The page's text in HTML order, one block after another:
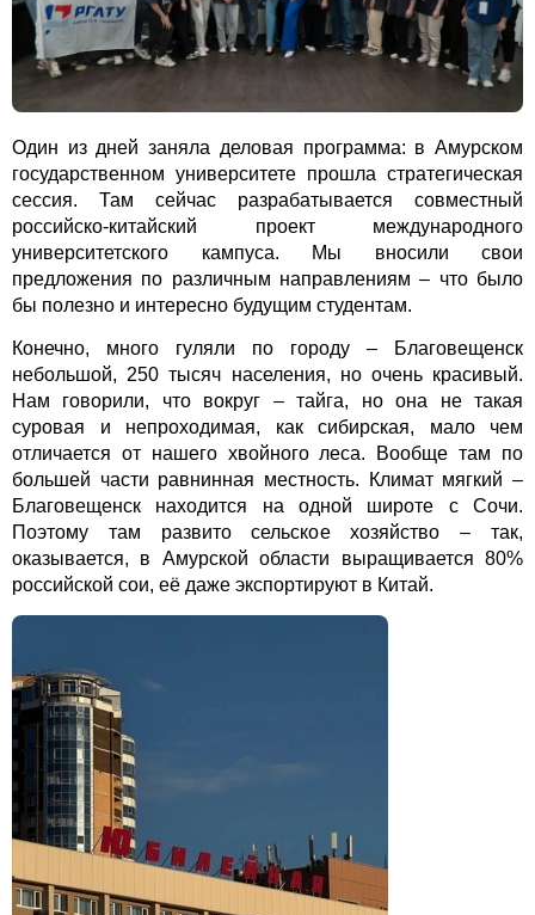
Один из дней заняла деловая программа: в Амурском
государственном университете прошла стратегическая
сессия. Там сейчас разрабатывается совместный
российско-китайский проект международного
университетского кампуса. Мы вносили свои
предложения по различным направлениям – что было
бы полезно и интересно будущим студентам.
Конечно, много гуляли по городу – Благовещенск
небольшой, 250 тысяч населения, но очень красивый.
Нам говорили, что вокруг – тайга, но она не такая
суровая и непроходимая, как сибирская, мало чем
отличается от нашего хвойного леса. Вообще там по
большей части равнинная местность. Климат мягкий –
Благовещенск находится на одной широте с Сочи.
Поэтому там развито сельское хозяйство – так,
оказывается, в Амурской области выращивается 80%
российской сои, её даже экспортируют в Китай.